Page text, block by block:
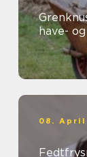
have-
08. April
Fedtfrysning